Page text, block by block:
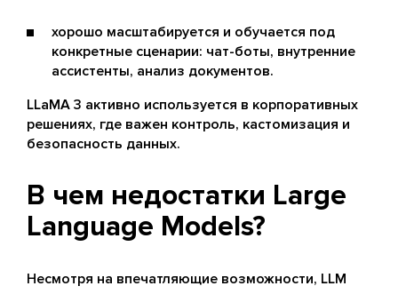
хорошо масштабируется и обучается под
конкретные сценарии: чат-боты, внутренние
ассистенты, анализ документов.
LLaMA 3 активно используется в корпоративных
решениях, где важен контроль, кастомизация и
безопасность данных.
В чем недостатки Large
Language Models?
Несмотря на впечатляющие возможности, LLM